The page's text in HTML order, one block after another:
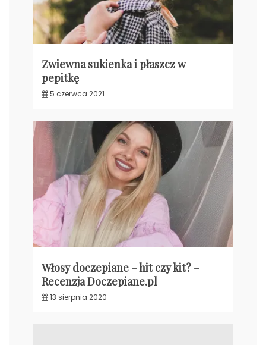
Zwiewna sukienka i płaszcz w
pepitkę
5 czerwca 2021
Włosy doczepiane – hit czy kit? –
Recenzja Doczepiane.pl
13 sierpnia 2020